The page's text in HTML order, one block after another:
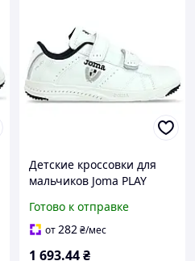
Детские кроссовки для
мальчиков Joma PLAY
EUR/33-UKR белые
спортивные
Готово к отправке
от282₴/мес
1 693.44₴